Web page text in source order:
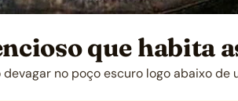
que habita
no poço escuro logo abaixo